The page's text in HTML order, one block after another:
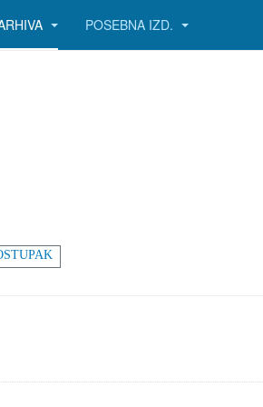
POSEBNA IZD.